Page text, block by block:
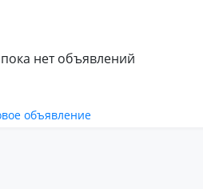
нет объявлений
объявление